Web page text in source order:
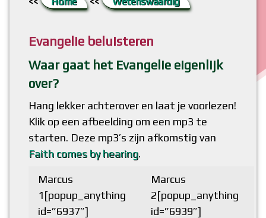
6. De grootste hobbel
7. Raadsel opgelost
8. Meer weten?
Literatuur
Lang (Bijbel)verhaal kort
Bestaat God?
Bijbel, Woord van God?
Bidden, niet meer van deze tijd?
Boekje ‘ChristenDOM?’ (flipbook)
Evangelie beluisteren
Waar gaat het Evangelie eigenlijk
over?
Hang lekker achterover en laat je voorlezen!
Klik op een afbeelding om een mp3 te
starten. Deze mp3’s zijn afkomstig van
Faith comes by hearing.
Marcus
1[popup_anything
id=”6937″]
Marcus
2[popup_anything
id=”6939″]